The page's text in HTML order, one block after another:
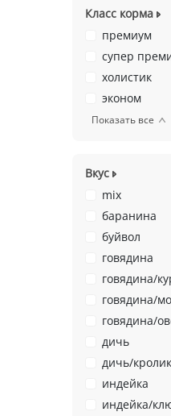
Класс корма
премиум
супер
холистик
эконом
Показать все
Вкус
mix
баранина
буйвол
говядина
говядина/
говядина/
говядина/
дичь
дичь/кролик
индейка
индейка/